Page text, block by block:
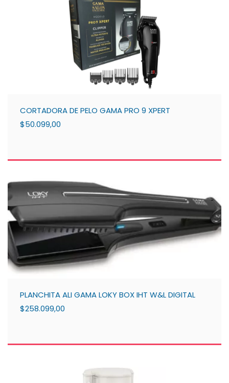
CORTADORA DE PELO GAMA PRO 9 XPERT
$50.099,00
PLANCHITA ALI GAMA LOKY BOX IHT W&L DIGITAL
$258.099,00